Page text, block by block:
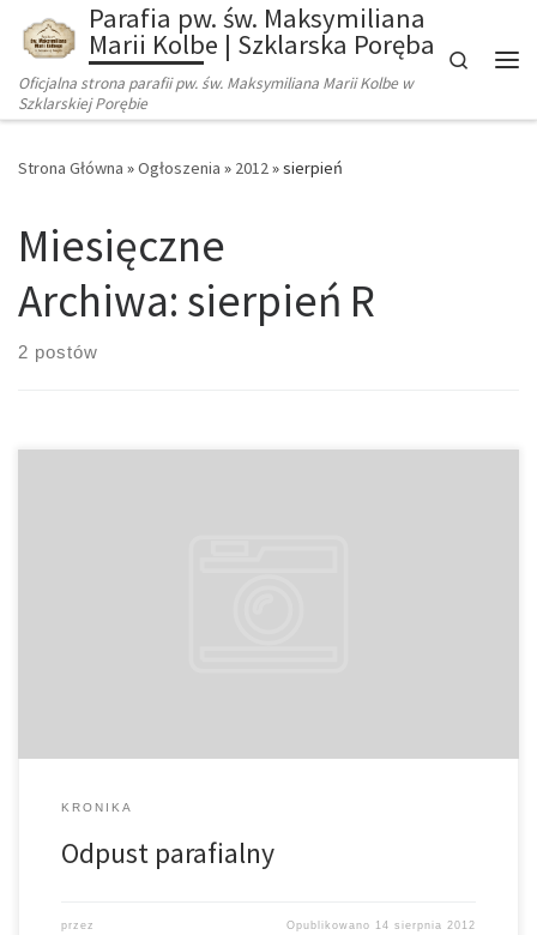
Parafia pw. św. Maksymiliana
Marii Kolbe | Szklarska Poręba
Oficjalna strona parafii pw. św. Maksymiliana Marii Kolbe w
Szklarskiej Porębie
Search
Strona Główna »Ogłoszenia » 2012»sierpień
Miesięczne
Archiwa: sierpień R
2 postów
KRONIKA
Odpust parafialny
przez Opublikowano 14 sierpnia 2012